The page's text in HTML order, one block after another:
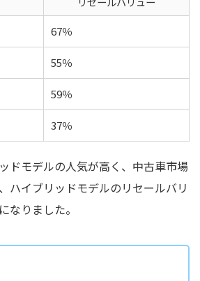
67％
55％
59％
37％
ドモデルの人気が高く、中古車市場
ハイブリッドモデルのリセールバリ
なりました。